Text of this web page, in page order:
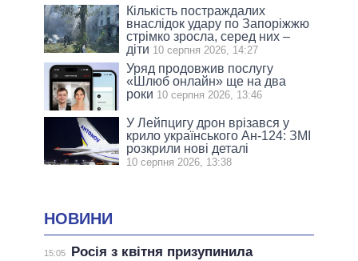
Кількість постраждалих
внаслідок удару по Запоріжжю
стрімко зросла, серед них –
діти 10 серпня 2026, 14:27
Уряд продовжив послугу
«Шлюб онлайн» ще на два
роки 10 серпня 2026, 13:46
У Лейпцигу дрон врізався у
крило українського Ан-124: ЗМІ
розкрили нові деталі
10 серпня 2026, 13:38
НОВИНИ
15:05
Росія з квітня призупинила